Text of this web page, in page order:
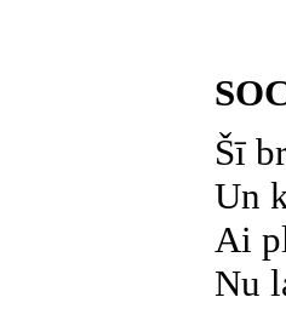
Šī
Un
Ai
Nu